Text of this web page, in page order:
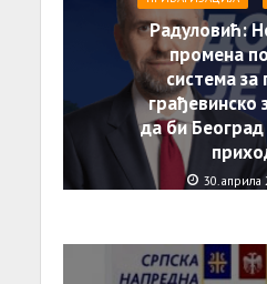
Радуловић:
промена
система за
грађевинско
да би
30. априла